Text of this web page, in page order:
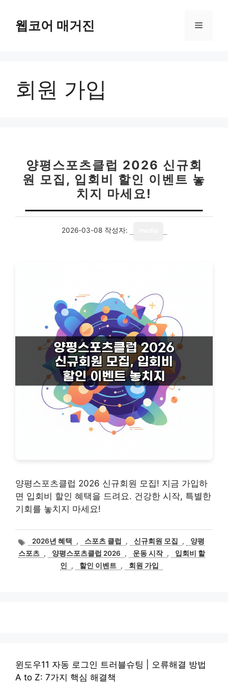
웹코어 매거진 메
회원 가입
양평스포츠클럽 2026 신규회
원 모집, 입회비 할인 이벤트 놓
치지 마세요!
2026-03-08 작성자:
양평스포츠클럽 2026 신규회원 모집! 지금 가입하
면 입회비 할인 혜택을 드려요. 건강한 시작, 특별한
기회를 놓치지 마세요!
태
그
2026년 혜택 , 스포츠 클럽 , 신규회원 모집 ,
양평
스포츠 , 양평스포츠클럽 2026 , 운동 시작 ,
입회비 할
인
, 할인 이벤트 , 회원 가입
윈도우11 자동 로그인 트러블슈팅 | 오류해결 방법
A to Z: 7가지 핵심 해결책